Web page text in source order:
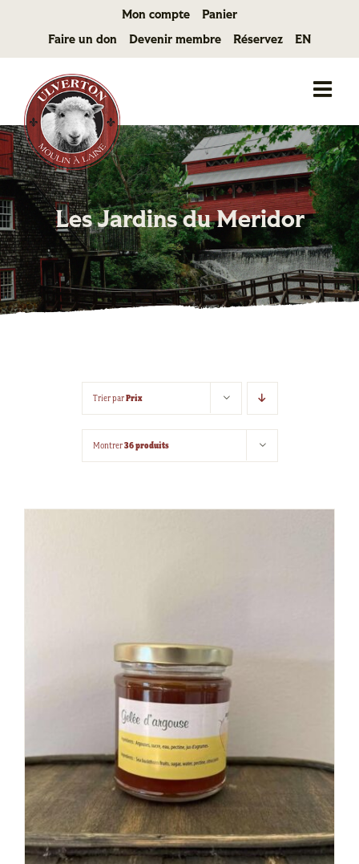
Mon compte Panier
Faire un don Devenir membre Réservez EN
Les Jardins du Meridor
Trier parPrix
Montrer36 produits